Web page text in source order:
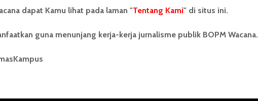
oleh mahasiswa
Sumatera Utara (USU).
Unit Kegiatan Mahasiswa
Pers Mahasiswa SUARA
berdiri pada 1 Juli 1995.
Info Iklan
Pedoman Media Siber
dapat Kamu lihat pada laman "Tentang Kami" di situs ini.
guna menunjang kerja-kerja jurnalisme publik BOPM Wacana.